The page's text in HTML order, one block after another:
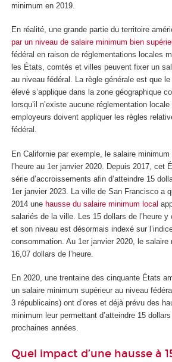
minimum en 2019.
En réalité, une grande partie du territoire
par un niveau de salaire minimum bien
fédéral en raison de réglementations locales
les États, comtés et villes peuvent fixer un
au niveau fédéral. La règle générale est que
élevé s’applique dans la zone géographique
lorsqu’il n’existe aucune réglementation
employeurs doivent appliquer les règles
fédéral.
En Californie par exemple, le salaire minimum
l’heure au 1er janvier 2020. Depuis 2017, cet
série d’accroissements afin d’atteindre 15
1er janvier 2023. La ville de San Francisco a
2014 une hausse du salaire minimum local
salariés de la ville. Les 15 dollars de l’heure
et son niveau est désormais indexé sur
consommation. Au 1er janvier 2020, le
16,07 dollars de l’heure.
En 2020, une trentaine des cinquante États
un salaire minimum supérieur au niveau
3 républicains) ont d’ores et déjà prévu des
minimum leur permettant d’atteindre 15
prochaines années.
Quel impact d’une hausse à